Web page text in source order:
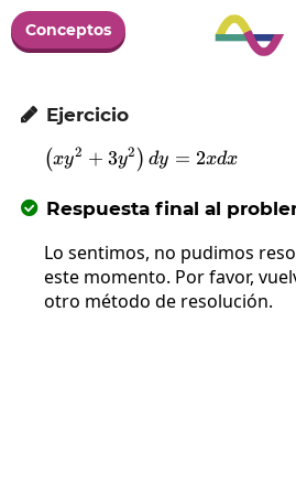
Conceptos
 Ejercicio
(xy2 + 3y2 ) dy = 2xdx
 Respuesta final al
Lo sentimos, no pudimos
este momento. Por favor,
otro método de resolución.